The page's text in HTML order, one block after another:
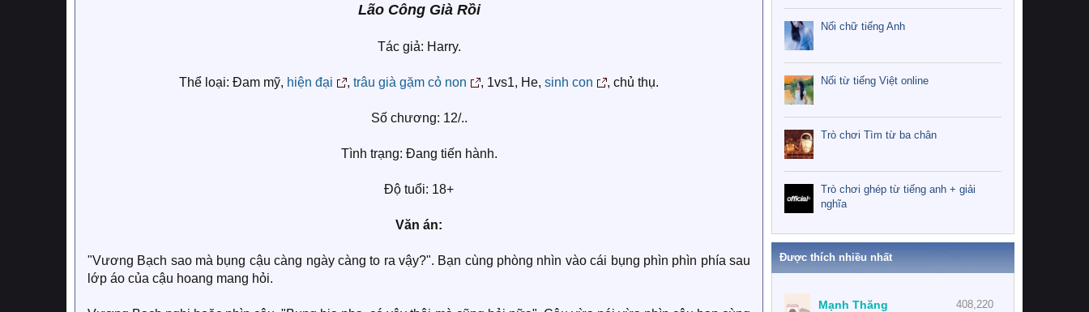
Lão Công Già Rồi
Tác giả: Harry.
Thể loại: Đam mỹ, hiện đại , trâu già gặm cỏ non , 1vs1, He, sinh con , chủ thụ.
Số chương: 12/..
Tình trạng: Đang tiến hành.
Độ tuổi: 18+
Văn án:
"Vương Bạch sao mà bụng cậu càng ngày càng to ra vậy?". Bạn cùng phòng nhìn vào cái bụng phìn phìn phía sau
lớp áo của cậu hoang mang hỏi.
Nối chữ tiếng Anh
Nối từ tiếng Việt online
Trò chơi Tìm từ ba chân
Trò chơi ghép từ tiếng anh + giải
nghĩa
Được thích nhiều nhất
408,220
Mạnh Thăng